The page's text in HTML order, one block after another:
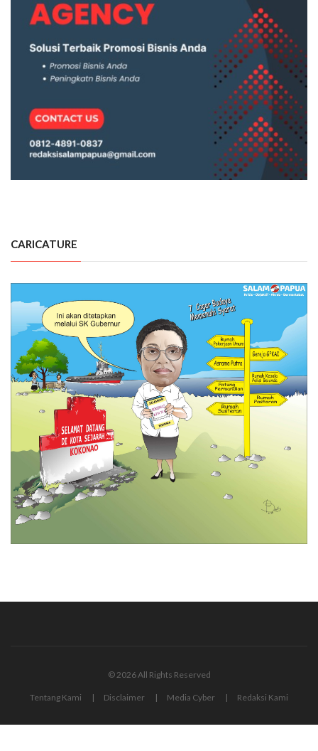
CARICATURE
© 2026 All Rights Reserved
Tentang Kami Disclaimer Media Cyber Redaksi Kami